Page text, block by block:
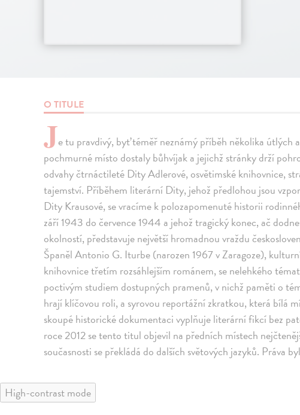
O TITULE
Je tu pravdivý, byť téměř neznámý příběh několika útlých
pochmurné místo dostaly bůhvíjak a jejichž stránky drží
odvahy čtrnáctileté Dity Adlerové, osvětimské knihovnice,
tajemství. Příběhem literární Dity, jehož předlohou jsou
Dity Krausové, se vracíme k polozapomenuté historii
září 1943 do července 1944 a jehož tragický konec, ač
okolností, představuje největší hromadnou vraždu
Španěl Antonio G. Iturbe (narozen 1967 v Zaragoze),
knihovnice třetím rozsáhlejším románem, se nelehkého
poctivým studiem dostupných pramenů, v nichž paměti o
hrají klíčovou roli, a syrovou reportážní zkratkou, která bílá
skoupé historické dokumentaci vyplňuje literární fikcí bez
roce 2012 se tento titul objevil na předních místech
současnosti se překládá do dalších světových jazyků. Práva
High-contrast mode